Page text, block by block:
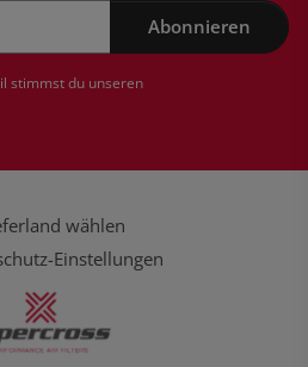
Abonnieren
stimmst du unseren
wählen
Einstellungen